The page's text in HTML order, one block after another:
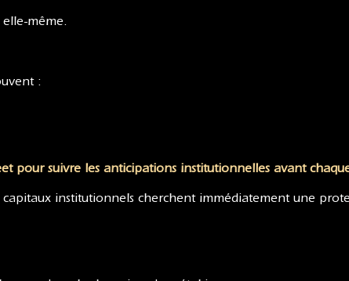
même.
:
pour suivre les anticipations institutionnelles avant
institutionnels cherchent immédiatement une